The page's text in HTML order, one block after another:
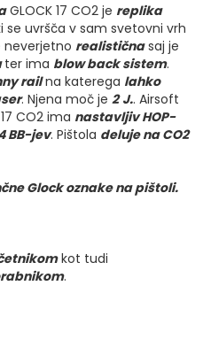
GLOCK 17 CO2 je replika
se uvršča v sam svetovni vrh
neverjetno realističnasaj je
ter ima blow back sistem.
railna katerega lahko
. Njena moč je 2 J.. Airsoft
CO2 ima nastavljiv HOP-
BB-jev. Pištola deluje na CO2
Glock oznake na pištoli.
kot tudi
.